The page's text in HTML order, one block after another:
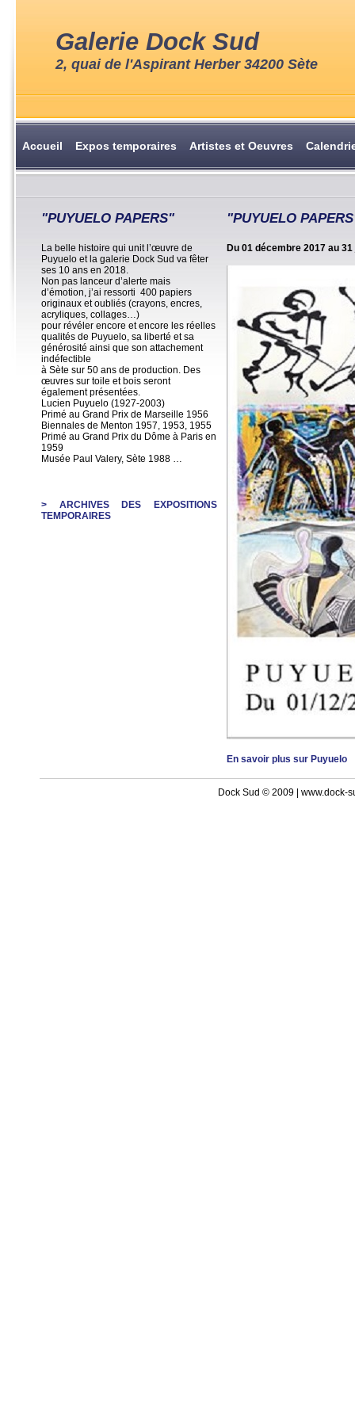
Galerie Dock Sud
2, quai de l'Aspirant Herber 34200 Sète
Accueil Expos temporaires Artistes et Oeuvres
"PUYUELO PAPERS"
La belle histoire qui unit l’œuvre de
Puyuelo et la galerie Dock Sud va fêter
ses 10 ans en 2018.
Non pas lanceur d’alerte mais
d’émotion, j’ai ressorti 400 papiers
originaux et oubliés (crayons, encres,
acryliques, collages…)
pour révéler encore et encore les réelles
qualités de Puyuelo, sa liberté et sa
générosité ainsi que son attachement
indéfectible
à Sète sur 50 ans de production. Des
œuvres sur toile et bois seront
également présentées.
Lucien Puyuelo (1927-2003)
Primé au Grand Prix de Marseille 1956
Biennales de Menton 1957, 1953, 1955
Primé au Grand Prix du Dôme à Paris en
1959
Musée Paul Valery, Sète 1988 …
> ARCHIVES DES EXPOSITIONS
TEMPORAIRES
"PUYUELO
Du 01 décembre 2017 au
En savoir plus sur Puyuelo
Dock Sud © 2009 | www.dock-